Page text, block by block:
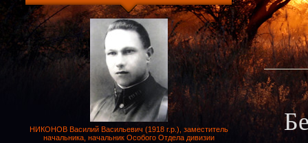
НИКОНОВ Василий Васильевич (1918 г.р.), заместитель
начальника, начальник Особого Отдела дивизии